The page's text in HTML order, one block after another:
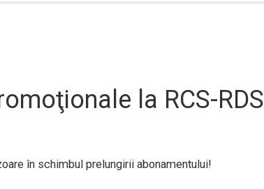
la RCS-RDS
în schimbul prelungirii abonamentului!